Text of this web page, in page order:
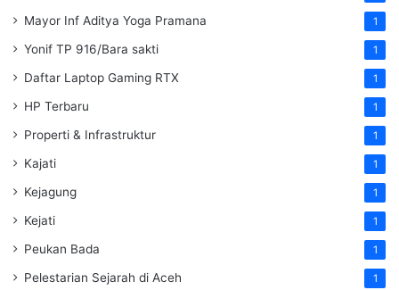
Mayor Inf Aditya Yoga Pramana 1
Yonif TP 916/Bara sakti 1
Daftar Laptop Gaming RTX 1
HP Terbaru 1
Properti & Infrastruktur 1
Kajati 1
Kejagung 1
Kejati 1
Peukan Bada 1
Pelestarian Sejarah di Aceh 1